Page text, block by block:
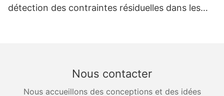
détection des contraintes résiduelles dans les
Nous contacter
Nous accueillons des conceptions et des idées